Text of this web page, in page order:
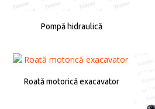
Pompă hidraulică
Roată motorică exacavator